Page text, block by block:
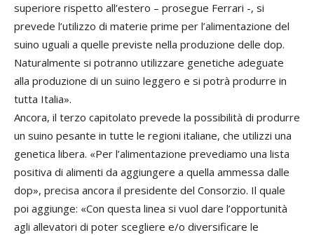
superiore rispetto all’estero – prosegue Ferrari -, si
prevede l’utilizzo di materie prime per l’alimentazione del
suino uguali a quelle previste nella produzione delle dop.
Naturalmente si potranno utilizzare genetiche adeguate
alla produzione di un suino leggero e si potrà produrre in
tutta Italia».
Ancora, il terzo capitolato prevede la possibilità di produrre
un suino pesante in tutte le regioni italiane, che utilizzi una
genetica libera. «Per l’alimentazione prevediamo una lista
positiva di alimenti da aggiungere a quella ammessa dalle
dop», precisa ancora il presidente del Consorzio. Il quale
poi aggiunge: «Con questa linea si vuol dare l’opportunità
agli allevatori di poter scegliere e/o diversificare le